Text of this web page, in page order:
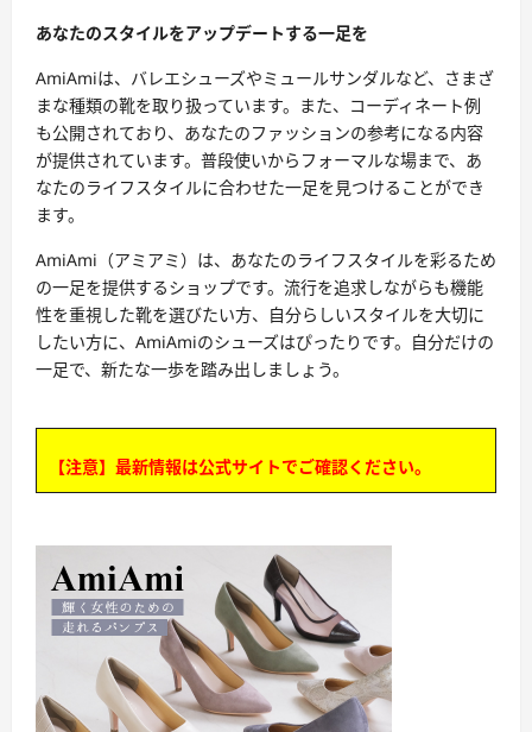
あなたのスタイルをアップデートする一足を
AmiAmiは、バレエシューズやミュールサンダルなど、さまざ
まな種類の靴を取り扱っています。また、コーディネート例
も公開されており、あなたのファッションの参考になる内容
が提供されています。普段使いからフォーマルな場まで、あ
なたのライフスタイルに合わせた一足を見つけることができ
ます。
AmiAmi（アミアミ）は、あなたのライフスタイルを彩るため
の一足を提供するショップです。流行を追求しながらも機能
性を重視した靴を選びたい方、自分らしいスタイルを大切に
したい方に、AmiAmiのシューズはぴったりです。自分だけの
一足で、新たな一歩を踏み出しましょう。
【注意】最新情報は公式サイトでご確認ください。